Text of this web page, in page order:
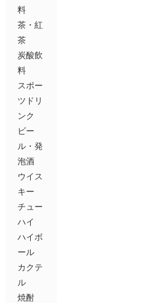
料
茶・紅
茶
炭酸飲
料
スポー
ツドリ
ンク
ビー
ル・発
泡酒
ウイス
キー
チュー
ハイ
ハイボ
ール
カクテ
ル
焼酎